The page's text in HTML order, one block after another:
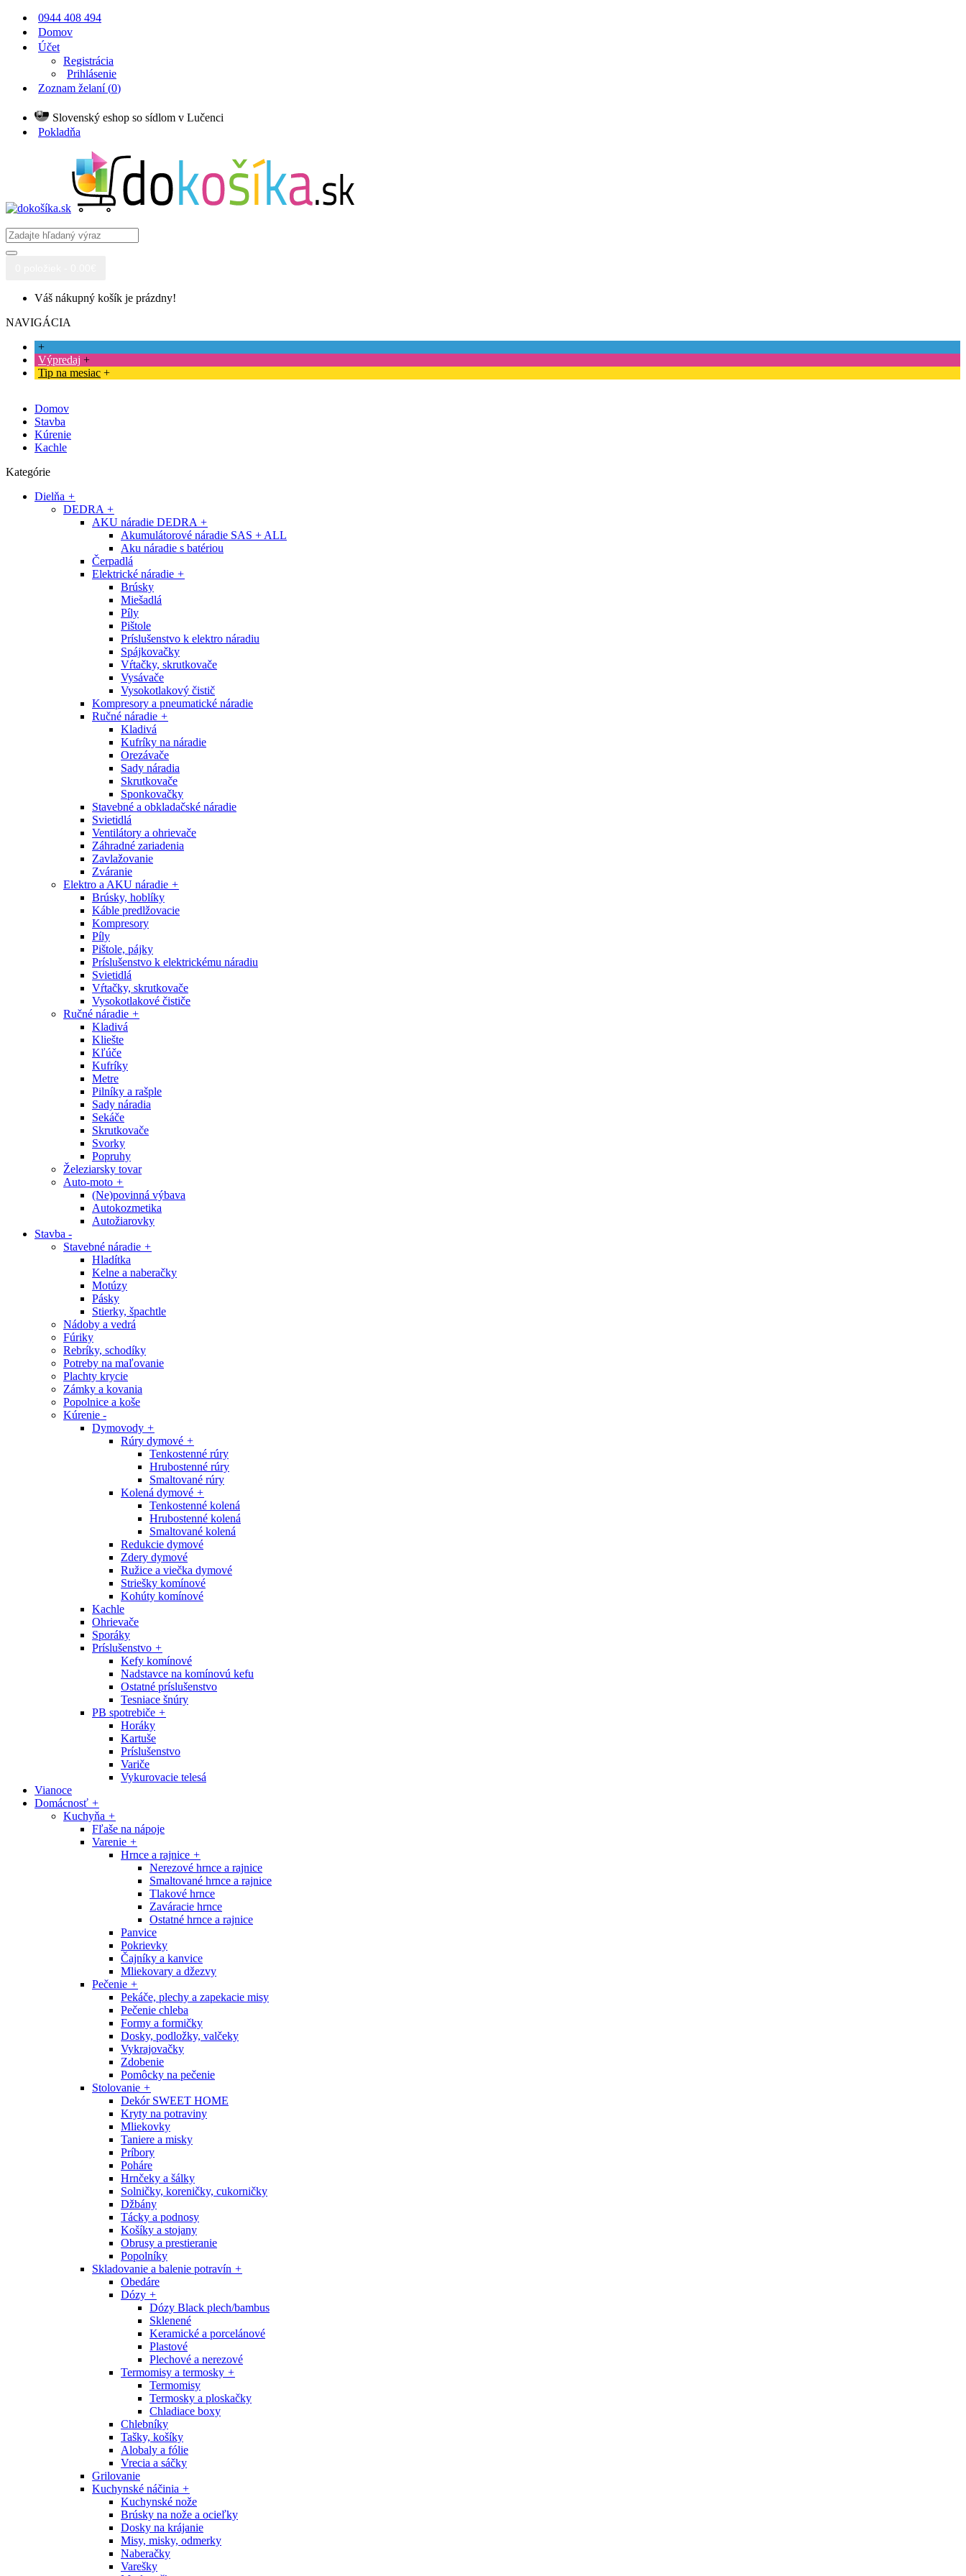
0944 408 494
Domov
Účet
Registrácia
Prihlásenie
Zoznam želaní (0)
Slovenský eshop so sídlom v Lučenci
Pokladňa
Váš nákupný košík je prázdny!
NAVIGÁCIA
+
Výpredaj +
Tip na mesiac +
Domov
Stavba
Kúrenie
Kachle
Kategórie
Dielňa +
DEDRA +
AKU náradie DEDRA +
Akumulátorové náradie SAS + ALL
Aku náradie s batériou
Čerpadlá
Elektrické náradie +
Brúsky
Miešadlá
Píly
Pištole
Príslušenstvo k elektro náradiu
Spájkovačky
Vŕtačky, skrutkovače
Vysávače
Vysokotlakový čistič
Kompresory a pneumatické náradie
Ručné náradie +
Kladivá
Kufríky na náradie
Orezávače
Sady náradia
Skrutkovače
Sponkovačky
Stavebné a obkladačské náradie
Svietidlá
Ventilátory a ohrievače
Záhradné zariadenia
Zavlažovanie
Zváranie
Elektro a AKU náradie +
Brúsky, hoblíky
Káble predlžovacie
Kompresory
Píly
Pištole, pájky
Príslušenstvo k elektrickému náradiu
Svietidlá
Vŕtačky, skrutkovače
Vysokotlakové čističe
Ručné náradie +
Kladivá
Kliešte
Kľúče
Kufríky
Metre
Pilníky a rašple
Sady náradia
Sekáče
Skrutkovače
Svorky
Popruhy
Železiarsky tovar
Auto-moto +
(Ne)povinná výbava
Autokozmetika
Autožiarovky
Stavba -
Stavebné náradie +
Hladítka
Kelne a naberačky
Motúzy
Pásky
Stierky, špachtle
Nádoby a vedrá
Fúriky
Rebríky, schodíky
Potreby na maľovanie
Plachty krycie
Zámky a kovania
Popolnice a koše
Kúrenie -
Dymovody +
Rúry dymové +
Tenkostenné rúry
Hrubostenné rúry
Smaltované rúry
Kolená dymové +
Tenkostenné kolená
Hrubostenné kolená
Smaltované kolená
Redukcie dymové
Zdery dymové
Ružice a viečka dymové
Striešky komínové
Kohúty komínové
Kachle
Ohrievače
Sporáky
Príslušenstvo +
Kefy komínové
Nadstavce na komínovú kefu
Ostatné príslušenstvo
Tesniace šnúry
PB spotrebiče +
Horáky
Kartuše
Príslušenstvo
Variče
Vykurovacie telesá
Vianoce
Domácnosť +
Kuchyňa +
Fľaše na nápoje
Varenie +
Hrnce a rajnice +
Nerezové hrnce a rajnice
Smaltované hrnce a rajnice
Tlakové hrnce
Zaváracie hrnce
Ostatné hrnce a rajnice
Panvice
Pokrievky
Čajníky a kanvice
Mliekovary a džezvy
Pečenie +
Pekáče, plechy a zapekacie misy
Pečenie chleba
Formy a formičky
Dosky, podložky, valčeky
Vykrajovačky
Zdobenie
Pomôcky na pečenie
Stolovanie +
Dekór SWEET HOME
Kryty na potraviny
Mliekovky
Taniere a misky
Príbory
Poháre
Hrnčeky a šálky
Solničky, koreničky, cukorničky
Džbány
Tácky a podnosy
Košíky a stojany
Obrusy a prestieranie
Popolníky
Skladovanie a balenie potravín +
Obedáre
Dózy +
Dózy Black plech/bambus
Sklenené
Keramické a porcelánové
Plastové
Plechové a nerezové
Termomisy a termosky +
Termomisy
Termosky a ploskačky
Chladiace boxy
Chlebníky
Tašky, košíky
Alobaly a fólie
Vrecia a sáčky
Grilovanie
Kuchynské náčinia +
Kuchynské nože
Brúsky na nože a ocieľky
Dosky na krájanie
Misy, misky, odmerky
Naberačky
Varešky